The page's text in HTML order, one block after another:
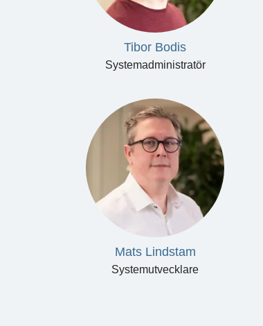
Tibor Bodis
Systemadministratör
Mats Lindstam
Systemutvecklare